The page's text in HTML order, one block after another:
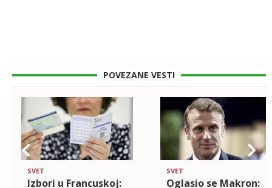
POVEZANE VESTI
SVET
Izbori u Francuskoj:
SVET
Oglasio se Makron: